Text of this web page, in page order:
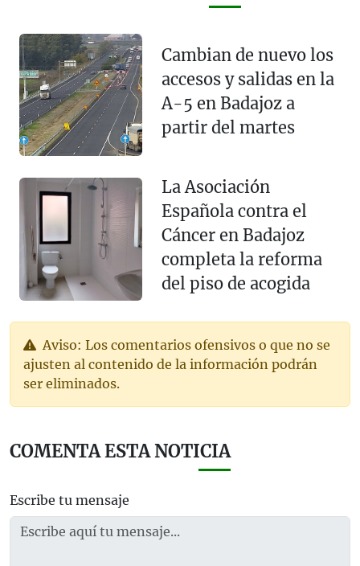
Cambian de nuevo los
accesos y salidas en la
A-5 en Badajoz a
partir del martes
La Asociación
Española contra el
Cáncer en Badajoz
completa la reforma
del piso de acogida
Aviso: Los comentarios ofensivos o que no se
ajusten al contenido de la información podrán
ser eliminados.
COMENTA ESTA NOTICIA
Escribe tu mensaje